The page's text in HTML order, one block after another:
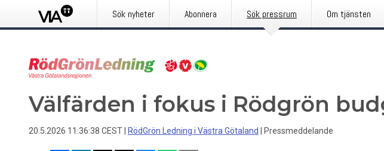
Sök nyheter Abonnera Sök pressrum Om tjänsten
Välfärden i fokus i Rödgrön
20.5.2026 11:36:38 CEST RödGrön Ledning i Västra Götaland Pressmeddelande